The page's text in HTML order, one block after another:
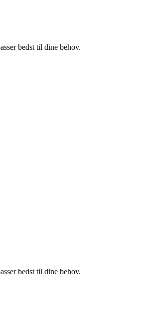
bedst til dine behov.
bedst til dine behov.